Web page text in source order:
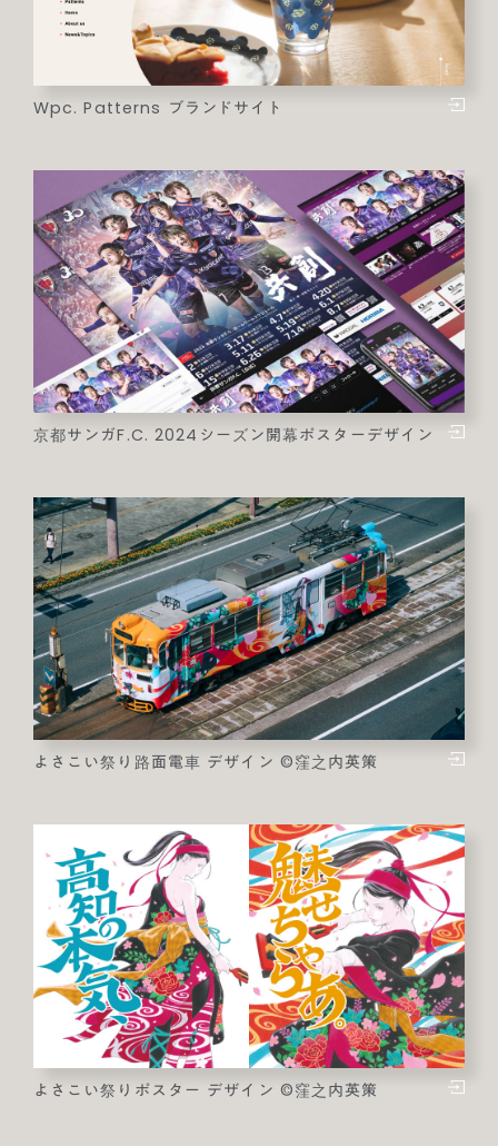
Wpc. Patterns ブランドサイト
京都サンガF.C. 2024シーズン開幕ポスターデザイン
よさこい祭り路面電車 デザイン ©窪之内英策
よさこい祭りポスター デザイン ©窪之内英策